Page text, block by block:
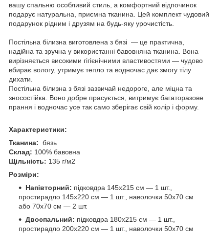
вашу спальню особливий стиль, а комфортний відпочинок
подарує натуральна, приємна тканина. Цей комплект чудовий
подарунок рідним і друзям на будь-яку урочистість.
Постільна білизна виготовлена з бязі — це практична,
надійна та зручна у використанні бавовняна тканина. Вона
вирізняється високими гігієнічними властивостями — чудово
вбирає вологу, утримує тепло та водночас дає змогу тілу
дихати.
Постільна білизна з бязі зазвичай недороге, але міцна та
зносостійка. Воно добре прасується, витримує багаторазове
прання і водночас усе так само зберігає свій колір і форму.
Характеристики:
Тканина: бязь
Склад: 100% бавовна
Щільність: 135 г/м2
Розміри:
Напівторний: підковдра 145х215 см — 1 шт.,
простирадло 145х220 см — 1 шт., наволочки 50х70 см
або 70х70 см — 2 шт.
Двоспальний: підковдра 180х215 см — 1 шт.,
простирадло 200х220 см — 1 шт., наволочки 50х70 см